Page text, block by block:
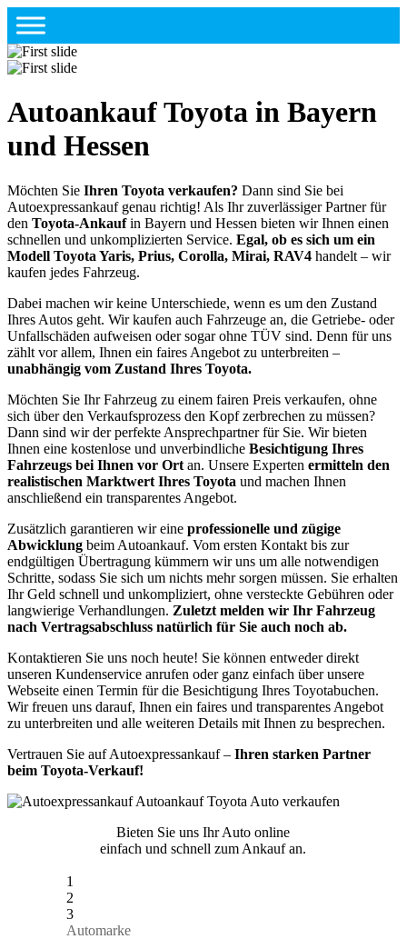
Autoankauf Toyota in Bayern
und Hessen
Möchten Sie Ihren Toyota verkaufen? Dann sind Sie bei
Autoexpressankauf genau richtig! Als Ihr zuverlässiger Partner für
den Toyota-Ankaufin Bayern und Hessen bieten wir Ihnen einen
schnellen und unkomplizierten Service. Egal, ob es sich um ein
Modell Toyota Yaris, Prius, Corolla, Mirai, RAV4 handelt – wir
kaufen jedes Fahrzeug.
Dabei machen wir keine Unterschiede, wenn es um den Zustand
Ihres Autos geht. Wir kaufen auch Fahrzeuge an, die Getriebe- oder
Unfallschäden aufweisen oder sogar ohne TÜV sind. Denn für uns
zählt vor allem, Ihnen ein faires Angebot zu unterbreiten –
unabhängig vom Zustand Ihres Toyota.
Möchten Sie Ihr Fahrzeug zu einem fairen Preis verkaufen, ohne
sich über den Verkaufsprozess den Kopf zerbrechen zu müssen?
Dann sind wir der perfekte Ansprechpartner für Sie. Wir bieten
Ihnen eine kostenlose und unverbindliche Besichtigung Ihres
Fahrzeugs bei Ihnen vor Ort an. Unsere Experten ermitteln den
realistischen Marktwert Ihres Toyota und machen Ihnen
anschließend ein transparentes Angebot.
Zusätzlich garantieren wir eine professionelle und zügige
Abwicklung beim Autoankauf. Vom ersten Kontakt bis zur
endgültigen Übertragung kümmern wir uns um alle notwendigen
Schritte, sodass Sie sich um nichts mehr sorgen müssen. Sie erhalten
Ihr Geld schnell und unkompliziert, ohne versteckte Gebühren oder
langwierige Verhandlungen. Zuletzt melden wir Ihr Fahrzeug
nach Vertragsabschluss natürlich für Sie auch noch ab.
Kontaktieren Sie uns noch heute! Sie können entweder direkt
unseren Kundenservice anrufen oder ganz einfach über unsere
Webseite einen Termin für die Besichtigung Ihres Toyotabuchen.
Wir freuen uns darauf, Ihnen ein faires und transparentes Angebot
zu unterbreiten und alle weiteren Details mit Ihnen zu besprechen.
Vertrauen Sie auf Autoexpressankauf – Ihren starken Partner
beim Toyota-Verkauf!
Bieten Sie uns Ihr Auto online
einfach und schnell zum Ankauf an.
1
2
3
Automarke